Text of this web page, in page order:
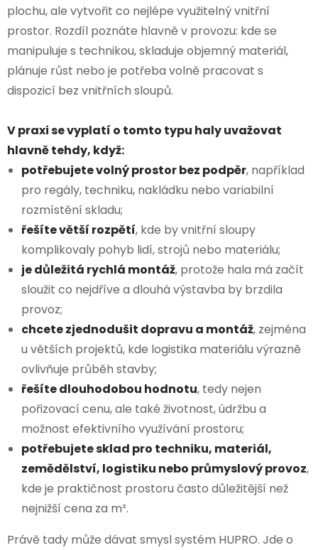
plochu, ale vytvořit co nejlépe využitelný vnitřní
prostor. Rozdíl poznáte hlavně v provozu: kde se
manipuluje s technikou, skladuje objemný materiál,
plánuje růst nebo je potřeba volně pracovat s
dispozicí bez vnitřních sloupů.
V praxi se vyplatí o tomto typu haly uvažovat
hlavně tehdy, když:
potřebujete volný prostor bez podpěr, například
pro regály, techniku, nakládku nebo variabilní
rozmístění skladu;
řešíte větší rozpětí, kde by vnitřní sloupy
komplikovaly pohyb lidí, strojů nebo materiálu;
je důležitá rychlá montáž, protože hala má začít
sloužit co nejdříve a dlouhá výstavba by brzdila
provoz;
chcete zjednodušit dopravu a montáž, zejména
u větších projektů, kde logistika materiálu výrazně
ovlivňuje průběh stavby;
řešíte dlouhodobou hodnotu, tedy nejen
pořizovací cenu, ale také životnost, údržbu a
možnost efektivního využívání prostoru;
potřebujete sklad pro techniku, materiál,
zemědělství, logistiku nebo průmyslový provoz,
kde je praktičnost prostoru často důležitější než
nejnižší cena za m².
Právě tady může dávat smysl systém HUPRO. Jde o